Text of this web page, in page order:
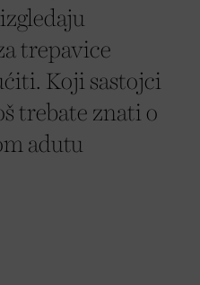
trepavice
Koji sastojci
trebate znati o
adutu